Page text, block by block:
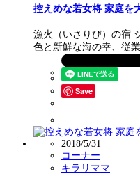
控えめな若女将 家庭を
漁火（いさりび）の宿
色と新鮮な海の幸、従
Save
2018/5/31
コーナー
キラリママ